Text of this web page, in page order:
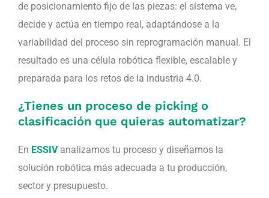
de posicionamiento fijo de las piezas: el sistema ve,
decide y actúa en tiempo real, adaptándose a la
variabilidad del proceso sin reprogramación manual. El
resultado es una célula robótica flexible, escalable y
preparada para los retos de la industria 4.0.
¿Tienes un proceso de picking o
clasificación que quieras automatizar?
En ESSIVanalizamos tu proceso y diseñamos la
solución robótica más adecuada a tu producción,
sector y presupuesto.